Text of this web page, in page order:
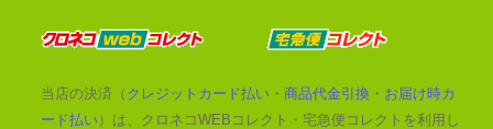
当店の決済（ クレジットカード払い ・ 商品代金引換 ・ お届け時カ
ード払い）は、クロネコWEBコレクト・宅急便コレクトを利用し